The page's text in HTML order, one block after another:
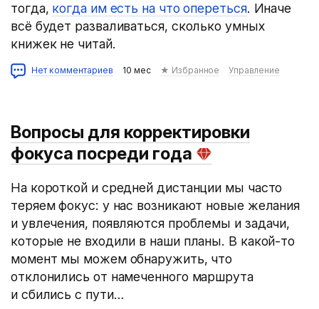
тогда, когда им есть на что опереться. Иначе
всё будет разваливаться, сколько умных
книжек не читай.
Нет комментариев 10 мес ★ Избранное Управление
Вопросы для корректировки
фокуса посреди года
На короткой и средней дистанции мы часто
теряем фокус: у нас возникают новые желания
и увлечения, появляются проблемы и задачи,
которые не входили в наши планы. В какой-то
момент мы можем обнаружить, что
отклонились от намеченного маршрута
и сбились с пути…